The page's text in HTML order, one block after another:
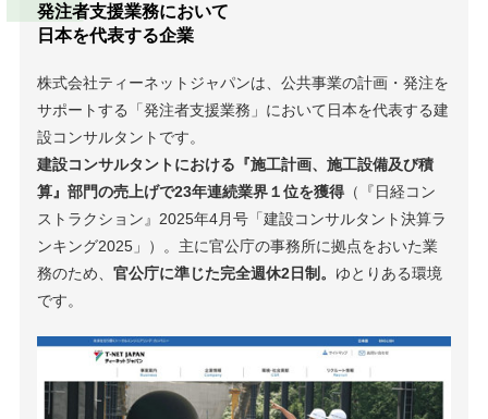
発注者支援業務において
日本を代表する企業
株式会社ティーネットジャパンは、公共事業の計画・発注を
サポートする「発注者支援業務」において日本を代表する建
設コンサルタントです。
建設コンサルタントにおける『施工計画、施工設備及び積
算』部門の売上げで23年連続業界１位を獲得 （『日経コン
ストラクション』2025年4月号「建設コンサルタント決算ラ
ンキング2025」）。主に官公庁の事務所に拠点をおいた業
務のため、官公庁に準じた完全週休2日制。 ゆとりある環境
です。